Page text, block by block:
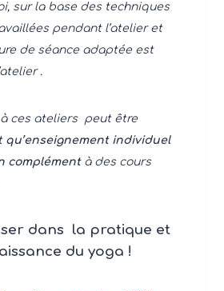
sur la base des techniques
pendant l’atelier et
de séance adaptée est
.
ces ateliers peut être
qu’enseignement individuel
complémentà des cours
dans la pratique et
du yoga !